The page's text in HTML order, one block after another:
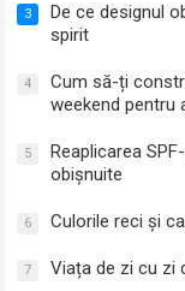
3
De ce designul
spirit
4
Cum să-ți
weekend pentru
5
Reaplicarea
obișnuite
6 Culorile reci și
7 Viața de zi cu zi